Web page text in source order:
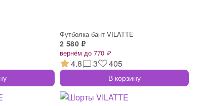
Футболка бант VILATTE
2 580 ₽
вернём до 770 ₽
4.8 3 405
В корзину